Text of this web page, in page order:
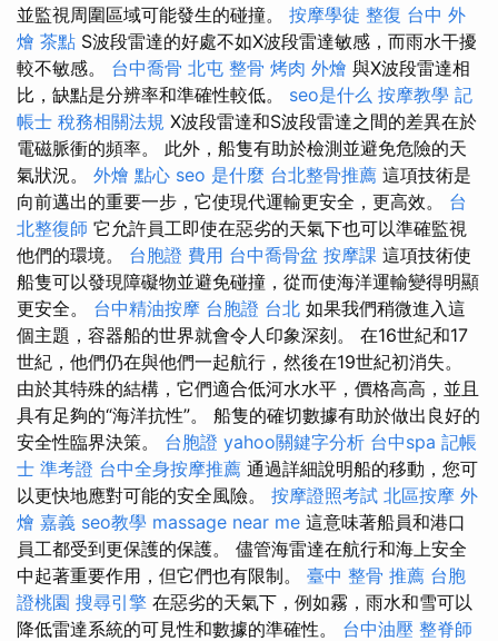
並監視周圍區域可能發生的碰撞。 按摩學徒 整復 台中 外
燴 茶點 S波段雷達的好處不如X波段雷達敏感，而雨水干擾
較不敏感。 台中喬骨 北屯 整骨 烤肉 外燴 與X波段雷達相
比，缺點是分辨率和準確性較低。 seo是什么 按摩教學 記
帳士 稅務相關法規 X波段雷達和S波段雷達之間的差異在於
電磁脈衝的頻率。 此外，船隻有助於檢測並避免危險的天
氣狀況。 外燴 點心 seo 是什麼 台北整骨推薦 這項技術是
向前邁出的重要一步，它使現代運輸更安全，更高效。 台
北整復師 它允許員工即使在惡劣的天氣下也可以準確監視
他們的環境。 台胞證 費用 台中喬骨盆 按摩課 這項技術使
船隻可以發現障礙物並避免碰撞，從而使海洋運輸變得明顯
更安全。 台中精油按摩 台胞證 台北 如果我們稍微進入這
個主題，容器船的世界就會令人印象深刻。 在16世紀和17
世紀，他們仍在與他們一起航行，然後在19世紀初消失。
由於其特殊的結構，它們適合低河水水平，價格高高，並且
具有足夠的“海洋抗性”。 船隻的確切數據有助於做出良好的
安全性臨界決策。 台胞證 yahoo關鍵字分析 台中spa 記帳
士 準考證 台中全身按摩推薦 通過詳細說明船的移動，您可
以更快地應對可能的安全風險。 按摩證照考試 北區按摩 外
燴 嘉義 seo教學 massage near me 這意味著船員和港口
員工都受到更保護的保護。 儘管海雷達在航行和海上安全
中起著重要作用，但它們也有限制。 臺中 整骨 推薦 台胞
證桃園 搜尋引擎 在惡劣的天氣下，例如霧，雨水和雪可以
降低雷達系統的可見性和數據的準確性。 台中油壓 整脊師